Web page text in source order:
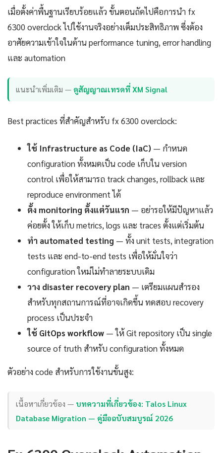
เมื่อตั้งค่าพื้นฐานเรียบร้อยแล้ว ขั้นตอนถัดไปคือการนำ fx
6300 overclock ไปใช้งานจริงอย่างเต็มประสิทธิภาพ ซึ่งต้อง
อาศัยความเข้าใจในด้าน performance tuning, error handling
และ automation
แนะนำเพิ่มเติม — ดูสัญญาณเทรดที่ XM Signal
Best practices ที่สำคัญสำหรับ fx 6300 overclock:
ใช้ Infrastructure as Code (IaC) — กำหนด
configuration ทั้งหมดเป็น code เก็บใน version
control เพื่อให้สามารถ track changes, rollback และ
reproduce environment ได้
ตั้ง monitoring ตั้งแต่วันแรก — อย่ารอให้มีปัญหาแล้ว
ค่อยตั้ง ให้เก็บ metrics, logs และ traces ตั้งแต่เริ่มต้น
ทำ automated testing — ทั้ง unit tests, integration
tests และ end-to-end tests เพื่อให้มั่นใจว่า
configuration ใหม่ไม่ทำลายระบบเดิม
วาง disaster recovery plan — เตรียมแผนสำรอง
สำหรับทุกสถานการณ์ที่อาจเกิดขึ้น ทดสอบ recovery
process เป็นประจำ
ใช้ GitOps workflow — ให้ Git repository เป็น single
source of truth สำหรับ configuration ทั้งหมด
ตัวอย่าง code สำหรับการใช้งานขั้นสูง:
เนื้อหาเกี่ยวข้อง — บทความที่เกี่ยวข้อง: Talos Linux
Database Migration — คู่มือฉบับสมบูรณ์ 2026